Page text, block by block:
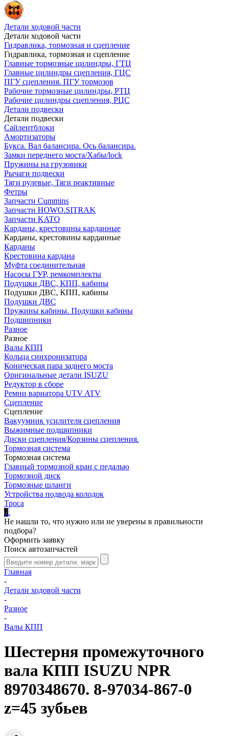
Детали ходовой части
Детали ходовой части
Гидравлика, тормозная и сцепление
Гидравлика, тормозная и сцепление
Главные тормозные цилиндры, ГТЦ
Главные цилиндры сцепления, ГЦС
ПГУ сцепления. ПГУ тормозов
Рабочие тормозные цилиндры, РТЦ
Рабочие цилиндры сцепления, РЦС
Детали подвески
Детали подвески
Cайлентблоки
Амортизаторы
Букса. Вал балансира. Ось балансира.
Замки переднего моста/Хабы/lock
Пружины на грузовики
Рычаги подвески
Тяги рулевые, Тяги реактивные
Фетры
Запчасти Cummins
Запчасти HOWO.SITRAK
Запчасти KATO
Карданы, крестовины карданные
Карданы, крестовины карданные
Карданы
Крестовина кардана
Муфта соединительная
Насосы ГУР, ремкомплекты
Подушки ДВС, КПП, кабины
Подушки ДВС, КПП, кабины
Подушки ДВС
Пружины кабины. Подушки кабины
Подшипники
Разное
Разное
Валы КПП
Кольца синхронизатора
Коническая пара заднего моста
Оригинальные детали ISUZU
Редуктор в сборе
Ремни вариатора UTV ATV
Сцепление
Сцепление
Вакуумник усилителя сцепления
Выжимные подшипники
Диски сцепления/Корзины сцепления.
Тормозная система
Тормозная система
Главный тормозной кран с педалью
Тормозной диск
Тормозные шланги
Устройства подвода колодок
Троса
...
Не нашли то, что нужно или не уверены в правильности
подбора?
Оформить заявку
Поиск автозапчастей
Главная
-
Детали ходовой части
-
Разное
-
Валы КПП
Шестерня промежуточного
вала КПП ISUZU NPR
8970348670. 8-97034-867-0
z=45 зубьев